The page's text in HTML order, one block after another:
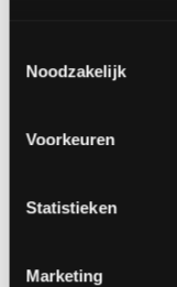
Noodzakelijk
Voorkeuren
Statistieken
Marketing